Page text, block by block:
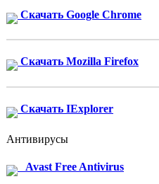
Скачать Google Chrome
Скачать Mozilla Firefox
Скачать IExplorer
Антивирусы
Avast Free Antivirus